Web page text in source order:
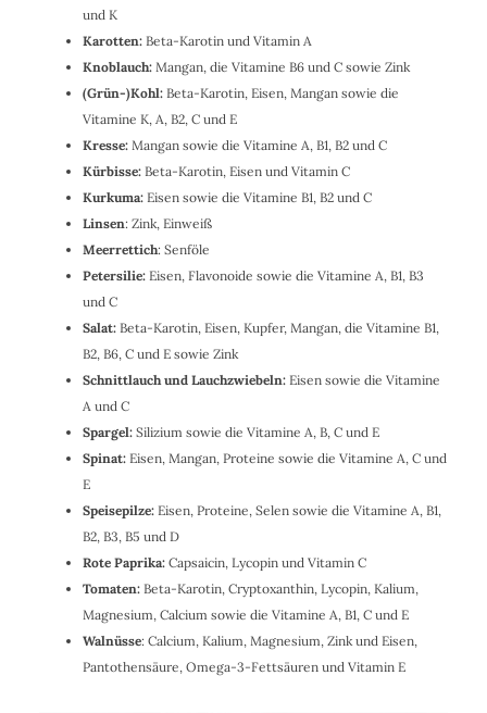
und K
Karotten:Beta-Karotin und Vitamin A
Knoblauch:Mangan, die Vitamine B6 und C sowie Zink
(Grün-)Kohl:Beta-Karotin, Eisen, Mangan sowie die
Vitamine K, A, B2, C und E
Kresse:Mangan sowie die Vitamine A, B1, B2 und C
Kürbisse:Beta-Karotin, Eisen und Vitamin C
Kurkuma:Eisen sowie die Vitamine B1, B2 und C
Linsen: Zink, Einweiß
Meerrettich: Senföle
Petersilie:Eisen, Flavonoide sowie die Vitamine A, B1, B3
und C
Salat:Beta-Karotin, Eisen, Kupfer, Mangan, die Vitamine B1,
B2, B6, C und E sowie Zink
Schnittlauch und Lauchzwiebeln:Eisen sowie die Vitamine
A und C
Spargel:Silizium sowie die Vitamine A, B, C und E
Spinat:Eisen, Mangan, Proteine sowie die Vitamine A, C und
E
Speisepilze:Eisen, Proteine, Selen sowie die Vitamine A, B1,
B2, B3, B5 und D
Rote Paprika:Capsaicin, Lycopin und Vitamin C
Tomaten:Beta-Karotin, Cryptoxanthin, Lycopin, Kalium,
Magnesium, Calcium sowie die Vitamine A, B1, C und E
Walnüsse: Calcium, Kalium, Magnesium, Zink und Eisen,
Pantothensäure, Omega-3-Fettsäuren und Vitamin E